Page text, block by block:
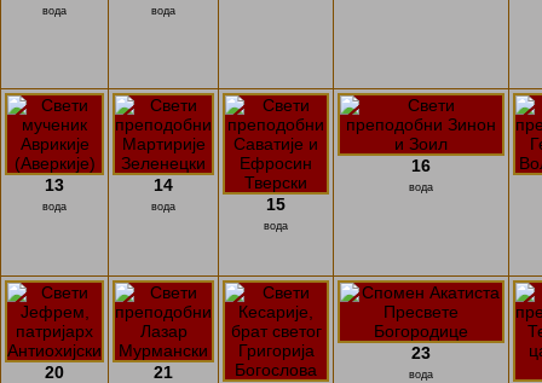
вода вода
13
вода
14
вода 15
вода
16
вода
20 21
23
вода